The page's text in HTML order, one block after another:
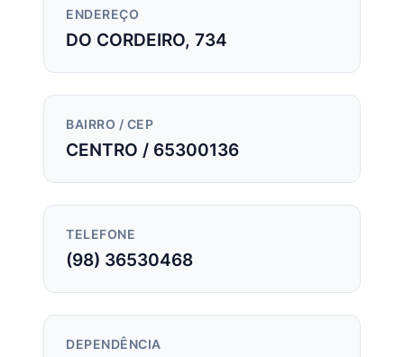
ENDEREÇO
DO CORDEIRO, 734
BAIRRO / CEP
CENTRO / 65300136
TELEFONE
(98) 36530468
DEPENDÊNCIA